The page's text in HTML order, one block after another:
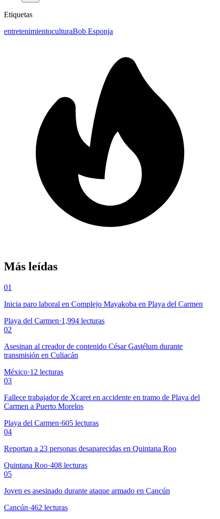
Etiquetas
entretenimientoculturaBob Esponja
Más leídas
01
Inicia paro laboral en Complejo Mayakoba en Playa del Carmen
Playa del Carmen·1,994 lecturas
02
Asesinan al creador de contenido César Gastélum durante
transmisión en Culiacán
México·12 lecturas
03
Fallece trabajador de Xcaret en accidente en tramo de Playa del
Carmen a Puerto Morelos
Playa del Carmen·605 lecturas
04
Reportan a 23 personas desaparecidas en Quintana Roo
Quintana Roo·408 lecturas
05
Joven es asesinado durante ataque armado en Cancún
Cancún·462 lecturas